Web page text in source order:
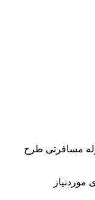
مسافرتی طرح